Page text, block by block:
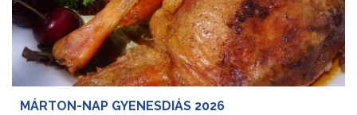
MÁRTON-NAP GYENESDIÁS 2026